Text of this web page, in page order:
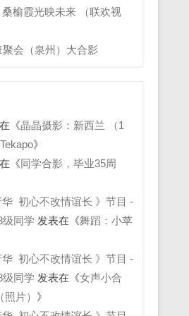
榆霞光映未来 （联欢视
会（泉州）大合影
《晶晶摄影：新西兰 （1
》
《同学合影，毕业35周
华 初心不改情谊长 》节目 -
同学 发表在《舞蹈：小苹
华 初心不改情谊长 》节目 -
同学 发表在《女声小合
片） 》